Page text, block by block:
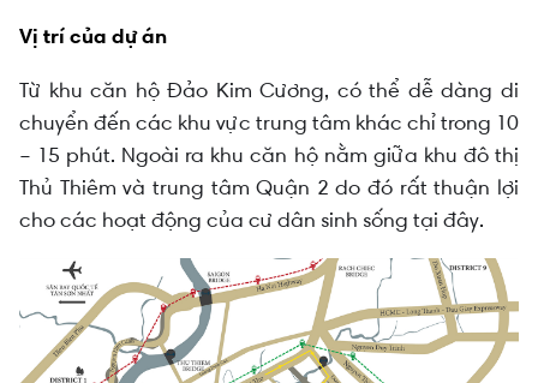
Vị trí của dự án
Từ khu căn hộ Đảo Kim Cương, có thể dễ dàng di
chuyển đến các khu vực trung tâm khác chỉ trong 10
– 15 phút. Ngoài ra khu căn hộ nằm giữa khu đô thị
Thủ Thiêm và trung tâm Quận 2 do đó rất thuận lợi
cho các hoạt động của cư dân sinh sống tại đây.